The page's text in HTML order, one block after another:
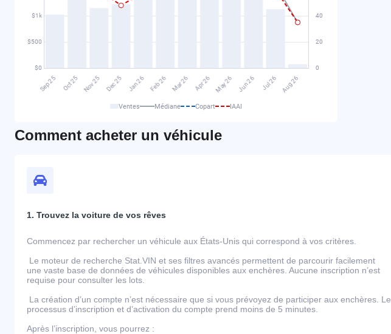
Ventes Médiane Copart IAAI
Comment acheter un véhicule
1. Trouvez la voiture de vos rêves
Commencez par rechercher un véhicule aux États-Unis qui correspond à vos critères.
Le moteur de recherche Stat.VIN et ses filtres avancés permettent de parcourir facilement
une vaste base de données de véhicules disponibles aux enchères. Aucune inscription n’est
requise pour consulter les lots.
La création d’un compte n’est nécessaire que si vous prévoyez de participer aux enchères. Le
processus d’inscription et d’activation du compte prend moins de 5 minutes.
Après l’inscription, vous pourrez :